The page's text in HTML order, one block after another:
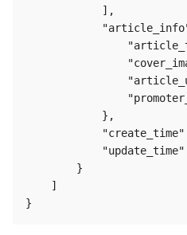
            ],
            },
        }
    ]